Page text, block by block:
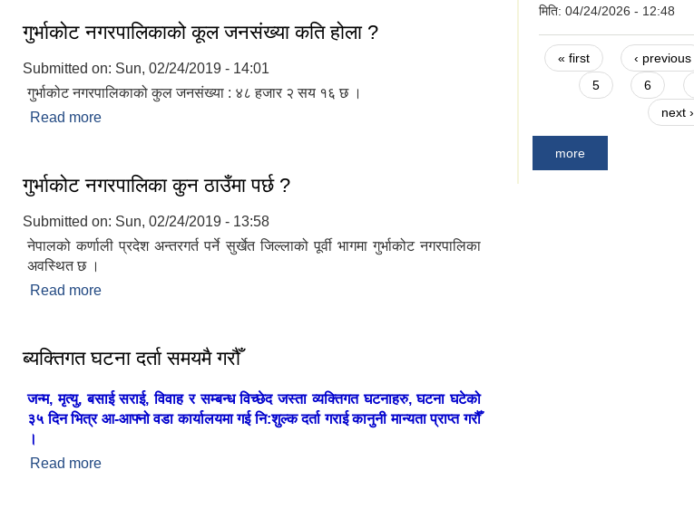
गुर्भाकोट नगरपालिकाको कूल जनसंख्या कति होला ?
Submitted on: Sun, 02/24/2019 - 14:01
गुर्भाकोट नगरपालिकाको कुल जनसंख्या : ४८ हजार २ सय १६ छ ।
Read more
गुर्भाकोट नगरपालिका कुन ठाउँमा पर्छ ?
Submitted on: Sun, 02/24/2019 - 13:58
नेपालको कर्णाली प्रदेश अन्तरगर्त पर्ने सुर्खेत जिल्लाको पूर्वी भागमा गुर्भाकोट नगरपालिका
अवस्थित छ ।
Read more
ब्यक्तिगत घटना दर्ता समयमै गरौँ
जन्म, मृत्यु, बसाई सराई, विवाह र सम्बन्ध विच्छेद जस्ता व्यक्तिगत घटनाहरु, घटना घटेको
३५ दिन भित्र आ-आफ्नो वडा कार्यालयमा गई नि:शुल्क दर्ता गराई कानुनी मान्यता प्राप्त गरौँ
।
Read more
मिति: 04/24/2026 - 12:48
Pages
« first ‹ previous
5
6
next ›
more